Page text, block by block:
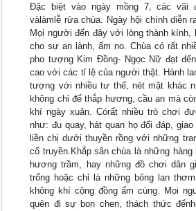
Đặc biệt vào ngày mồng 7, các vãi
vàlàmlễ rửa chùa. Ngày hội chính diễn
Mọi người đến đây với lòng thành kính,
cho sự an lành, ấm no. Chùa có rất
pho tượng Kim Đồng- Ngọc Nữ đạt
cao với các tỉ lệ của người thật. Hành
tượng với nhiều tư thế, nét mặt khác
không chỉ để thắp hương, cầu an mà
khí ngày xuân. Córất nhiều trò chơi
như: đu quay, hát quan họ đối đáp,
liền chị dưới thuyền rồng với những
cổ truyền.Khắp sân chùa là những
hương trầm, hay những đồ chơi dân
trống hoặc chỉ là những bông lan
không khí cộng đồng ấm cúng. Mọi
quên đi sự bon chen, thách thức